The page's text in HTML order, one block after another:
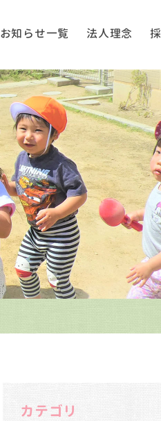
お知らせ一覧 法人理念
カテゴリ